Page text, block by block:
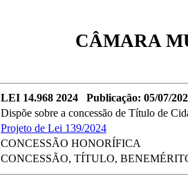
CÂMARA
LEI 14.968 2024 Publicação: 05/07/
Dispõe sobre a concessão de Título de
Projeto de Lei 139/2024
CONCESSÃO HONORÍFICA
CONCESSÃO, TÍTULO,